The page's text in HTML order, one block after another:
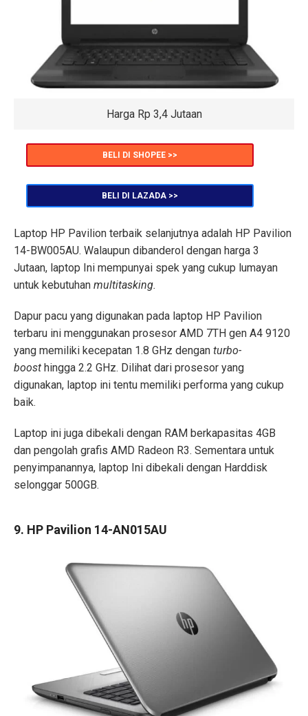
Harga Rp 3,4 Jutaan
BELI DI SHOPEE >>
BELI DI LAZADA >>
Laptop HP Pavilion terbaik selanjutnya adalah HP Pavilion
14-BW005AU. Walaupun dibanderol dengan harga 3
Jutaan, laptop Ini mempunyai spek yang cukup lumayan
untuk kebutuhan multitasking.
Dapur pacu yang digunakan pada laptop HP Pavilion
terbaru ini menggunakan prosesor AMD 7TH gen A4 9120
yang memiliki kecepatan 1.8 GHz dengan turbo-
boost hingga 2.2 GHz. Dilihat dari prosesor yang
digunakan, laptop ini tentu memiliki performa yang cukup
baik.
Laptop ini juga dibekali dengan RAM berkapasitas 4GB
dan pengolah grafis AMD Radeon R3. Sementara untuk
penyimpanannya, laptop Ini dibekali dengan Harddisk
selonggar 500GB.
9. HP Pavilion 14-AN015AU